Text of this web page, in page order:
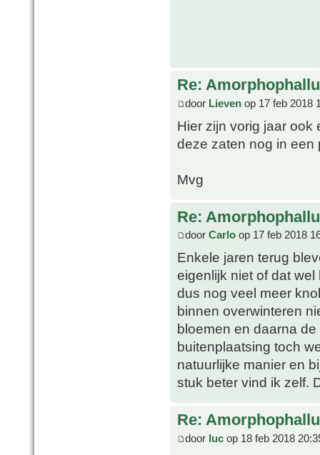
Re:
door Lieven op 17 feb 2018
Hier zijn vorig jaar
deze zaten nog in een
Mvg
Re:
door Carlo op 17 feb 2018
Enkele jaren terug
eigenlijk niet of dat
dus nog veel meer
binnen overwinteren
bloemen en daarna
buitenplaatsing toch
natuurlijke manier en
stuk beter vind ik zelf.
Re:
door luc op 18 feb 2018